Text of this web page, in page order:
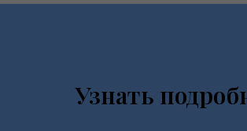
Узнать